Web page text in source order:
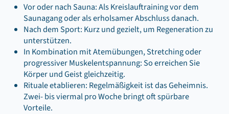
Vor oder nach Sauna: Als Kreislauftraining vor dem
Saunagang oder als erholsamer Abschluss danach.
Nach dem Sport: Kurz und gezielt, um Regeneration zu
unterstützen.
In Kombination mit Atemübungen, Stretching oder
progressiver Muskelentspannung: So erreichen Sie
Körper und Geist gleichzeitig.
Rituale etablieren: Regelmäßigkeit ist das Geheimnis.
Zwei- bis viermal pro Woche bringt oft spürbare
Vorteile.